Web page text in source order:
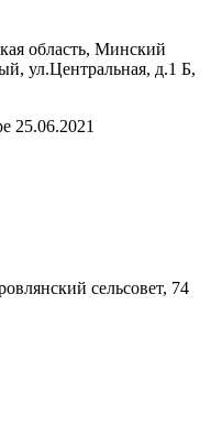
область, Минский
ул.Центральная, д.1 Б,
25.06.2021
сельсовет, 74